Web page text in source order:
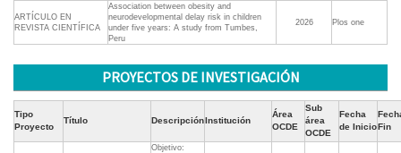
ARTÍCULO EN
REVISTA CIENTÍFICA
Association between obesity and
neurodevelopmental delay risk in children
under five years: A study from Tumbes,
Peru
2026 Plos one
PROYECTOS DE INVESTIGACIÓN
Tipo
Proyecto
Título DescripciónInstitución
Área
OCDE
Sub
área
OCDE
Fecha
de InicioFin
Objetivo: